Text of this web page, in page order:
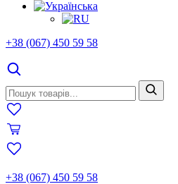
+38 (067) 450 59 58
+38 (067) 450 59 58